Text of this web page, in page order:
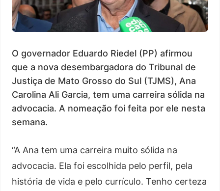
O governador Eduardo Riedel (PP) afirmou
que a nova desembargadora do Tribunal de
Justiça de Mato Grosso do Sul (TJMS), Ana
Carolina Ali Garcia, tem uma carreira sólida na
advocacia. A nomeação foi feita por ele nesta
semana.
“A Ana tem uma carreira muito sólida na
advocacia. Ela foi escolhida pelo perfil, pela
história de vida e pelo currículo. Tenho certeza